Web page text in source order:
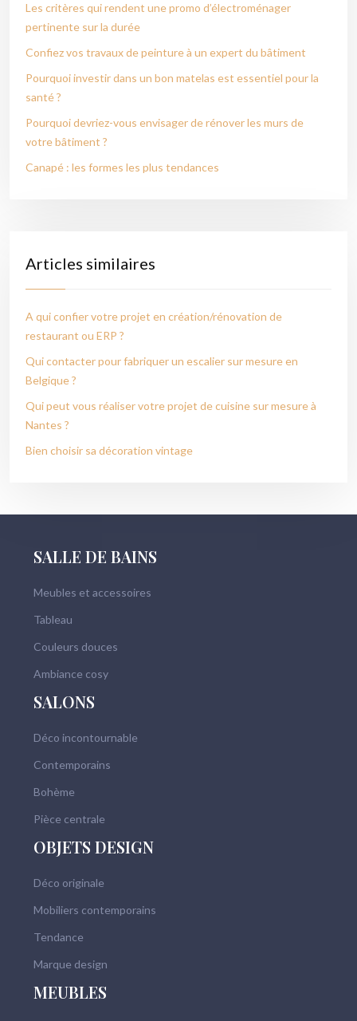
Les critères qui rendent une promo d’électroménager
pertinente sur la durée
Confiez vos travaux de peinture à un expert du bâtiment
Pourquoi investir dans un bon matelas est essentiel pour la
santé ?
Pourquoi devriez-vous envisager de rénover les murs de
votre bâtiment ?
Canapé : les formes les plus tendances
Articles similaires
A qui confier votre projet en création/rénovation de
restaurant ou ERP ?
Qui contacter pour fabriquer un escalier sur mesure en
Belgique ?
Qui peut vous réaliser votre projet de cuisine sur mesure à
Nantes ?
Bien choisir sa décoration vintage
SALLE DE BAINS
Meubles et accessoires
Tableau
Couleurs douces
Ambiance cosy
SALONS
Déco incontournable
Contemporains
Bohème
Pièce centrale
OBJETS DESIGN
Déco originale
Mobiliers contemporains
Tendance
Marque design
MEUBLES